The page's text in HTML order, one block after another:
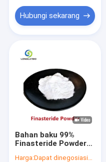
Produk
Tentang kami
Tur Pabrik
Hubungi sekarang
Bahan baku 99%
Finasteride Powder
Harga:Dapat dinegosiasikan